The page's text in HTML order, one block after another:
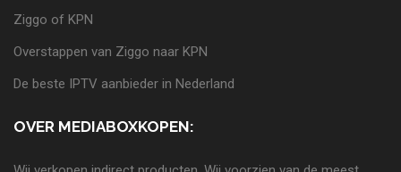
Ziggo of KPN
Overstappen van Ziggo naar KPN
De beste IPTV aanbieder in Nederland
OVER MEDIABOXKOPEN: